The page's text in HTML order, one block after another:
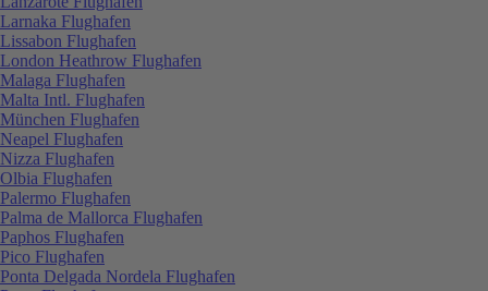
Larnaka Flughafen
Lissabon Flughafen
London Heathrow Flughafen
Malaga Flughafen
Malta Intl. Flughafen
München Flughafen
Neapel Flughafen
Nizza Flughafen
Olbia Flughafen
Palermo Flughafen
Palma de Mallorca Flughafen
Paphos Flughafen
Pico Flughafen
Ponta Delgada Nordela Flughafen